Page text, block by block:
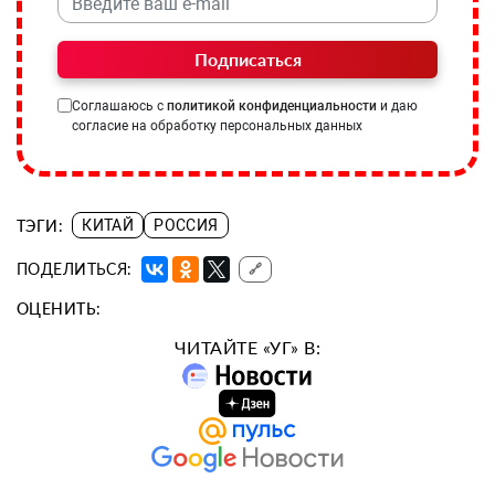
Подписаться
Соглашаюсь с политикой конфиденциальности и даю
согласие на обработку персональных данных
ТЭГИ: КИТАЙ РОССИЯ
ПОДЕЛИТЬСЯ: 🔗
ОЦЕНИТЬ:
ЧИТАЙТЕ «УГ» В: